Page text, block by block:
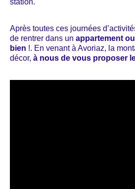
station.
Après toutes ces journées
de rentrer dans un appartement
bien !. En venant à Avoriaz, la
décor, à nous de vous proposer